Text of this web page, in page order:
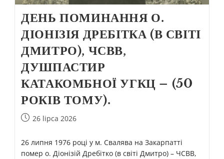
ДЕНЬ ПОМИНАННЯ О.
ДІОНІЗІЯ ДРЕБІТКА (В СВІТІ
ДМИТРО), ЧСВВ,
ДУШПАСТИР
КАТАКОМБНОЇ УГКЦ – (50
РОКІВ ТОМУ).
26 lipca 2026
26 липня 1976 році у м. Свалява на Закарпатті
помер о. Діонізій Дребітко (в світі Дмитро) – ЧСВВ,